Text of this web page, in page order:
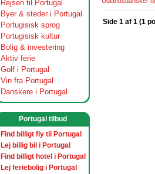
Rejsen til Portugal
Byer & steder i Portugal
Portugisisk sprog
Portugisisk kultur
Bolig & investering
Aktiv ferie
Golf i Portugal
Vin fra Portugal
Danskere i Portugal
Portugal tilbud
Find billigt fly til Portugal
Lej billig bil i Portugal
Find billigt hotel i Portugal
Lej feriebolig i Portugal
Side 1 af 1 (1